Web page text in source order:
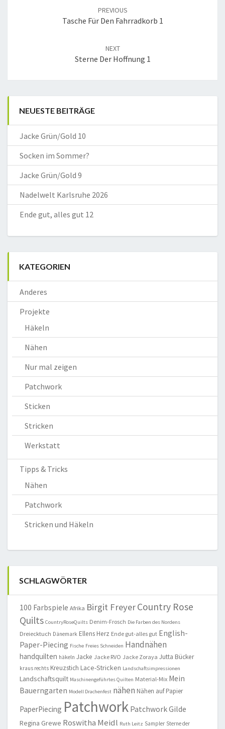
PREVIOUS
Tasche Für Den Fahrradkorb 1
NEXT
Sterne Der Hoffnung 1
NEUESTE BEITRÄGE
Jacke Grün/Gold 10
Socken im Sommer?
Jacke Grün/Gold 9
Nadelwelt Karlsruhe 2026
Ende gut, alles gut 12
KATEGORIEN
Anderes
Projekte
Häkeln
Nähen
Nur mal zeigen
Patchwork
Sticken
Stricken
Werkstatt
Tipps & Tricks
Nähen
Patchwork
Stricken und Häkeln
SCHLAGWÖRTER
100 Farbspiele Afrika Birgit FreyerCountry Rose
Quilts CountryRoseQuilts Denim-Frosch Die Farben des Nordens
Dreiecktuch Dänemark Ellens Herz Ende gut-alles gut English-
Paper-Piecing Fische Freies Schneiden Handnähen
handquilten häkeln Jacke Jacke RVO Jacke Zoraya Jutta Bücker
kraus rechts Kreuzstich Lace-Stricken Landschaftsimpressionen
Landschaftsquilt Maschinengeführtes Quilten Material-Mix Mein
Bauerngarten Modell Drachenfest nähen Nähen auf Papier
PaperPiecing Patchwork Patchwork Gilde
Regina Grewe Roswitha Meidl Ruth Leitz Sampler Sterne der